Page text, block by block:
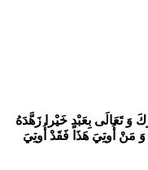
وَ تَعَالَى بِعَبْدٍ خَيْرا زَهَّدَهُ
مَنْ أُوتِيَ هَذَا فَقَدْ أُوتِيَ